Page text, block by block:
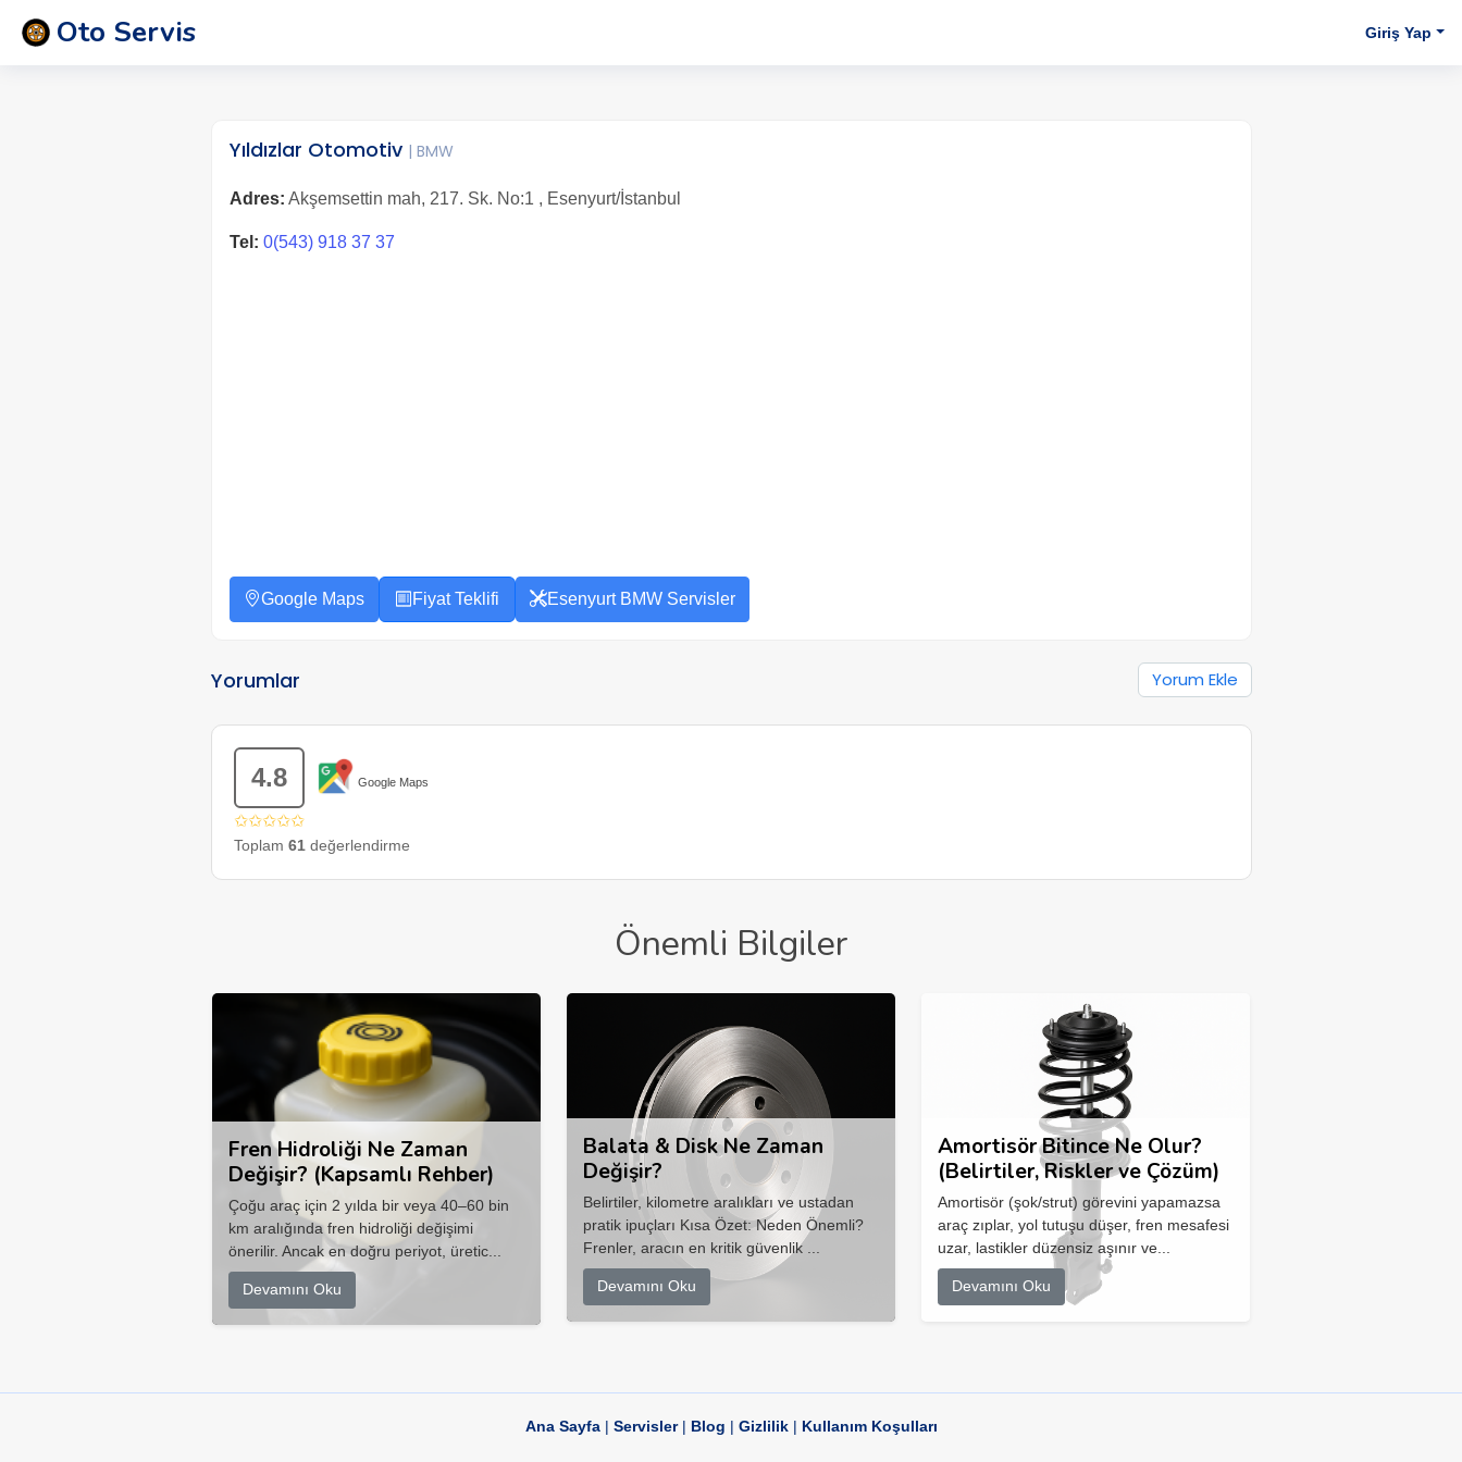
Oto Servis Giriş Yap
Yıldızlar Otomotiv | BMW
Adres: Akşemsettin mah, 217. Sk. No:1 , Esenyurt/İstanbul
Tel: 0(543) 918 37 37
Google Maps Fiyat Teklifi Esenyurt BMW Servisler
Yorumlar Yorum Ekle
4.8 Google Maps
✩✩✩✩✩
Toplam 61değerlendirme
Önemli Bilgiler
Fren Hidroliği Ne Zaman
Değişir? (Kapsamlı Rehber)
Çoğu araç için 2 yılda bir veya 40–60 bin
km aralığında fren hidroliği değişimi
önerilir. Ancak en doğru periyot, üretic...
Devamını Oku
Balata & Disk Ne Zaman
Değişir?
Belirtiler, kilometre aralıkları ve ustadan
pratik ipuçları Kısa Özet: Neden Önemli?
Frenler, aracın en kritik güvenlik ...
Devamını Oku
Amortisör Bitince Ne Olur?
(Belirtiler, Riskler ve Çözüm)
Amortisör (şok/strut) görevini yapamazsa
araç zıplar, yol tutuşu düşer, fren mesafesi
uzar, lastikler düzensiz aşınır ve...
Devamını Oku
Ana Sayfa| Servisler| Blog | Gizlilik| Kullanım Koşulları